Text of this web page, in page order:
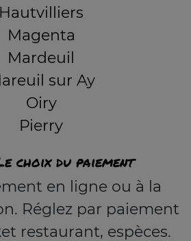
Hautvilliers
Magenta
Mardeuil
sur Ay
Oiry
Pierry
choix du paiement
en ligne ou à la
Réglez par paiement
restaurant, espèces.